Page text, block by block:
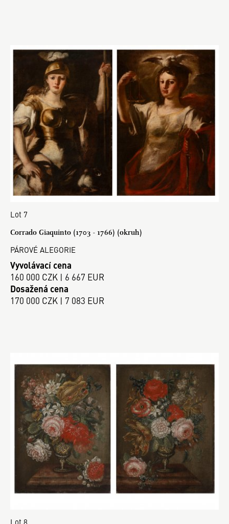
Lot 7
Corrado Giaquinto (1703 - 1766) (okruh)
PÁROVÉ ALEGORIE
Vyvolávací cena
160 000 CZK | 6 667 EUR
Dosažená cena
170 000 CZK | 7 083 EUR
Lot 8